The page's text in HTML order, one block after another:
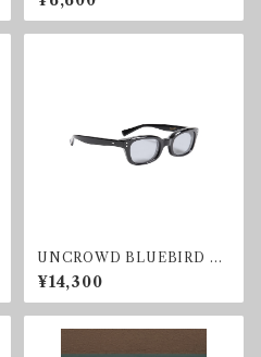
UNCROWD BLUEBIRD SU
NGLASS SMOKE
¥14,300